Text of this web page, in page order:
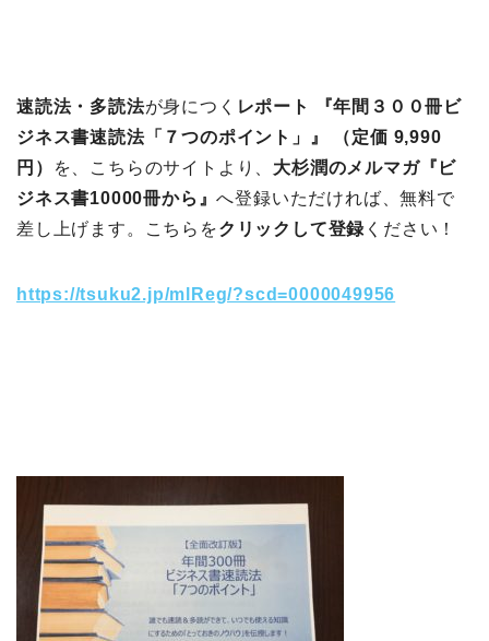
速読法・多読法が身につく レポート 『年間３００冊ビ
ジネス書速読法「７つのポイント」』 （定価 9,990
円）
を、こちらのサイトより、 大杉潤のメルマガ『ビ
ジネス書10000冊から』へ登録いただければ、無料で
差し上げます。こちらをクリックして登録 ください！
https://tsuku2.jp/mlReg/?scd=0000049956